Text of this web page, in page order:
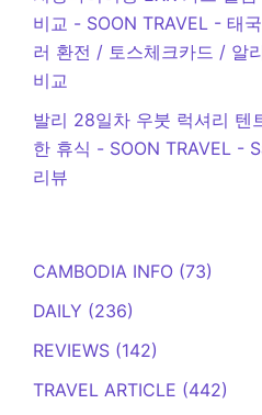
비교 - SOON TRAVEL - 태
러 환전 / 토스체크카드 / 알
비교
발리 28일차 우붓 럭셔리 텐
한 휴식 - SOON TRAVEL -
리뷰
CAMBODIA INFO (73)
DAILY (236)
REVIEWS (142)
TRAVEL ARTICLE (442)